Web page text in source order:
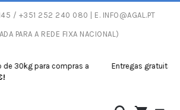
/ +351 252 240 080 | E. INFO@AGAL.PT
PARA A REDE FIXA NACIONAL)
para compras a
Entregas gratuitas